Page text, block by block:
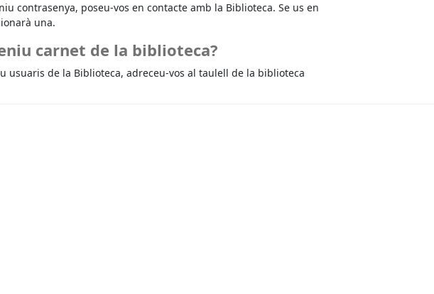
contrasenya, poseu-vos en contacte amb la Biblioteca. Se us en
una.
carnet de la biblioteca?
usuaris de la Biblioteca, adreceu-vos al taulell de la biblioteca